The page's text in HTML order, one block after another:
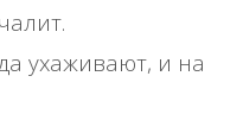
ухаживают, и на